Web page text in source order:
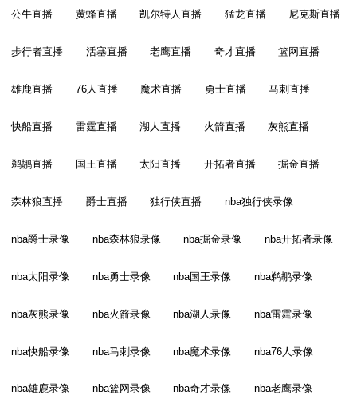
公牛直播 黄蜂直播 凯尔特人直播 猛龙直播 尼克斯直播
步行者直播 活塞直播 老鹰直播 奇才直播 篮网直播
雄鹿直播 76人直播 魔术直播 勇士直播 马刺直播
快船直播 雷霆直播 湖人直播 火箭直播 灰熊直播
鹈鹕直播 国王直播 太阳直播 开拓者直播 掘金直播
森林狼直播 爵士直播 独行侠直播 nba独行侠录像
nba爵士录像 nba森林狼录像 nba掘金录像 nba开拓者录像
nba太阳录像 nba勇士录像 nba国王录像 nba鹈鹕录像
nba灰熊录像 nba火箭录像 nba湖人录像 nba雷霆录像
nba快船录像 nba马刺录像 nba魔术录像 nba76人录像
nba雄鹿录像 nba篮网录像 nba奇才录像 nba老鹰录像